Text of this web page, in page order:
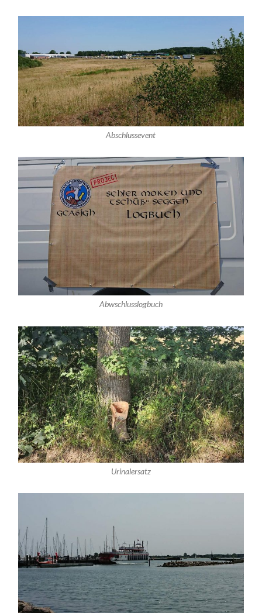
Abschlussevent
Abwschlusslogbuch
Urinalersatz